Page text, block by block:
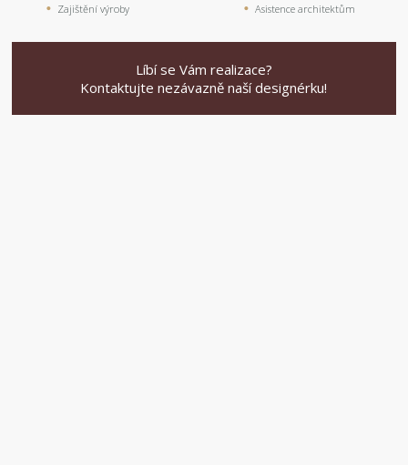
Zajištění výroby
Asistence architektům
Líbí se Vám realizace?
Kontaktujte nezávazně naší designérku!